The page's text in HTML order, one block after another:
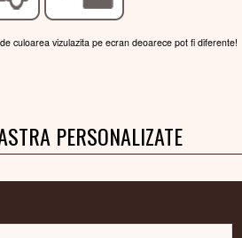
culoarea vizulazita pe ecran deoarece pot fi diferente!
PERSONALIZATE